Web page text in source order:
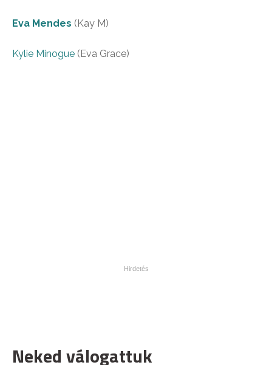
Eva Mendes (Kay M)
Kylie Minogue (Eva Grace)
Neked válogattuk